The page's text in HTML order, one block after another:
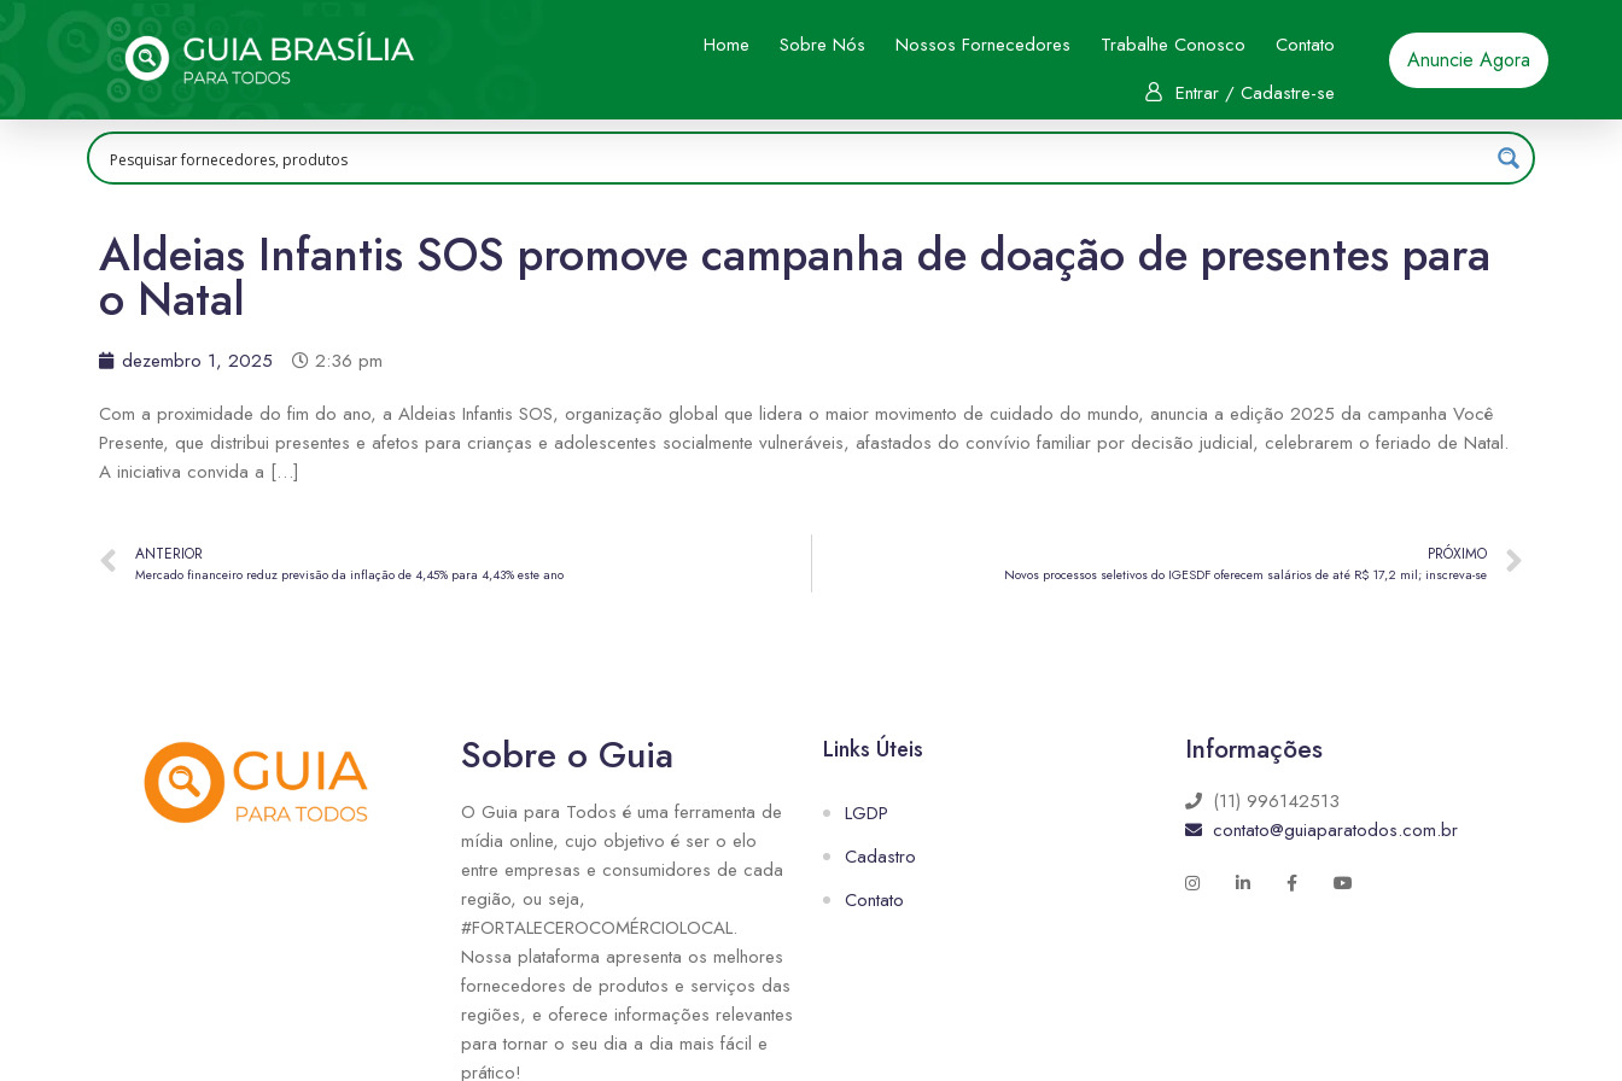
Home Sobre Nós Nossos Fornecedores Trabalhe Conosco
Contato
Entrar / Cadastre-se
Anuncie Agora
Aldeias Infantis SOS promove campanha de doação de presentes para
o Natal
dezembro 1, 2025
2:36 pm
Com a proximidade do fim do ano, a Aldeias Infantis SOS, organização global que lidera o maior movimento de cuidado do mundo, anuncia a edição 2025 da campanha Você
Presente, que distribui presentes e afetos para crianças e adolescentes socialmente vulneráveis, afastados do convívio familiar por decisão judicial, celebrarem o feriado de Natal.
A iniciativa convida a […]
ANTERIOR
Mercado financeiro reduz previsão da inflação de 4,45% para 4,43% este ano
PRÓXIMO
Novos processos seletivos do IGESDF oferecem salários de até R$ 17,2 mil; inscreva-se
Sobre o Guia
O Guia para Todos é uma ferramenta de
mídia online, cujo objetivo é ser o elo
entre empresas e consumidores de cada
região, ou seja,
#FORTALECEROCOMÉRCIOLOCAL.
Nossa plataforma apresenta os melhores
fornecedores de produtos e serviços das
regiões, e oferece informações relevantes
para tornar o seu dia a dia mais fácil e
prático!
Links Úteis
LGDP
Cadastro
Contato
Informações
(11) 996142513
contato@guiaparatodos.com.br